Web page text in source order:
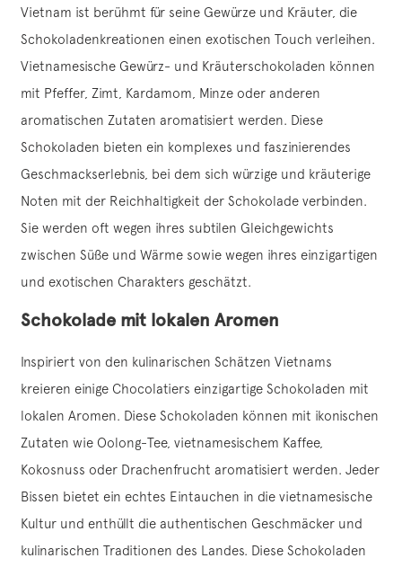
Vietnam ist berühmt für seine Gewürze und Kräuter, die
Schokoladenkreationen einen exotischen Touch verleihen.
Vietnamesische Gewürz- und Kräuterschokoladen können
mit Pfeffer, Zimt, Kardamom, Minze oder anderen
aromatischen Zutaten aromatisiert werden. Diese
Schokoladen bieten ein komplexes und faszinierendes
Geschmackserlebnis, bei dem sich würzige und kräuterige
Noten mit der Reichhaltigkeit der Schokolade verbinden.
Sie werden oft wegen ihres subtilen Gleichgewichts
zwischen Süße und Wärme sowie wegen ihres einzigartigen
und exotischen Charakters geschätzt.
Schokolade mit lokalen Aromen
Inspiriert von den kulinarischen Schätzen Vietnams
kreieren einige Chocolatiers einzigartige Schokoladen mit
lokalen Aromen. Diese Schokoladen können mit ikonischen
Zutaten wie Oolong-Tee, vietnamesischem Kaffee,
Kokosnuss oder Drachenfrucht aromatisiert werden. Jeder
Bissen bietet ein echtes Eintauchen in die vietnamesische
Kultur und enthüllt die authentischen Geschmäcker und
kulinarischen Traditionen des Landes. Diese Schokoladen